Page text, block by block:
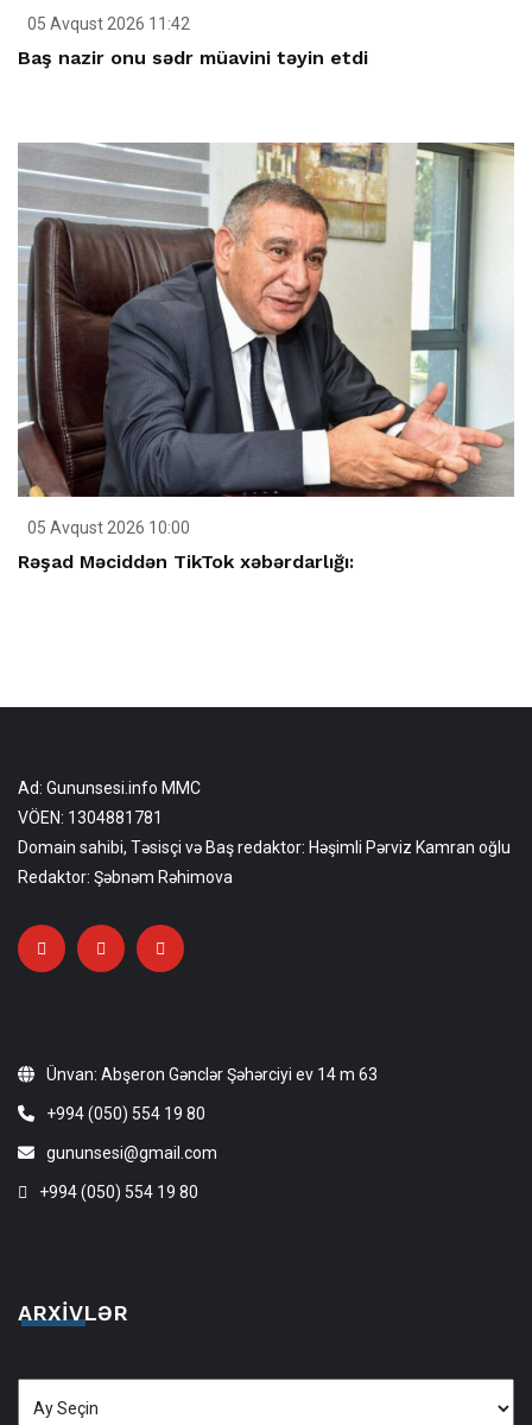
05 Avqust 2026 11:42
Baş nazir onu sədr müavini təyin etdi
05 Avqust 2026 10:00
Rəşad Məciddən TikTok xəbərdarlığı:
Ad: Gununsesi.info MMC
VÖEN: 1304881781
Domain sahibi, Təsisçi və Baş redaktor: Həşimli Pərviz Kamran oğlu
Redaktor: Şəbnəm Rəhimova
Ünvan: Abşeron Gənclər Şəhərciyi ev 14 m 63
+994 (050) 554 19 80
gununsesi@gmail.com
+994 (050) 554 19 80
ARXIVLƏR
Arxivlər